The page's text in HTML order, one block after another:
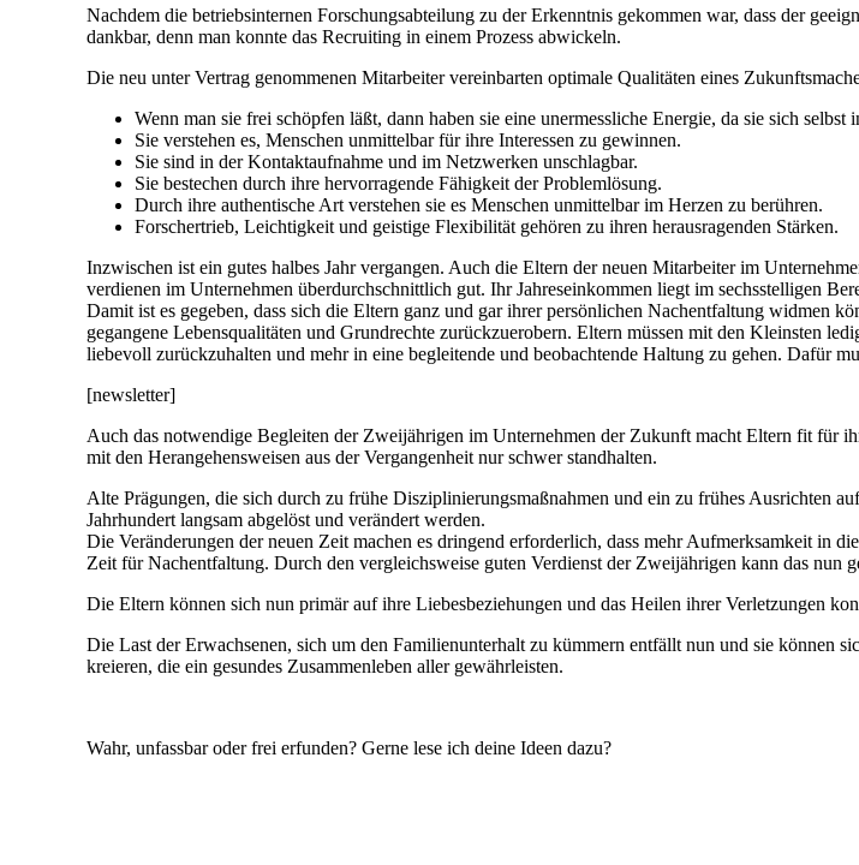
Nachdem die betriebsinternen Forschungsabteilung zu der Erkenntnis gekommen war, dass der
dankbar, denn man konnte das Recruiting in einem Prozess abwickeln.
Die neu unter Vertrag genommenen Mitarbeiter vereinbarten optimale Qualitäten eines
Wenn man sie frei schöpfen läßt, dann haben sie eine unermessliche Energie, da sie sich selbst
Sie verstehen es, Menschen unmittelbar für ihre Interessen zu gewinnen.
Sie sind in der Kontaktaufnahme und im Netzwerken unschlagbar.
Sie bestechen durch ihre hervorragende Fähigkeit der Problemlösung.
Durch ihre authentische Art verstehen sie es Menschen unmittelbar im Herzen zu berühren.
Forschertrieb, Leichtigkeit und geistige Flexibilität gehören zu ihren herausragenden Stärken.
Inzwischen ist ein gutes halbes Jahr vergangen. Auch die Eltern der neuen Mitarbeiter im
verdienen im Unternehmen überdurchschnittlich gut. Ihr Jahreseinkommen liegt im sechsstelligen
Damit ist es gegeben, dass sich die Eltern ganz und gar ihrer persönlichen Nachentfaltung widmen
gegangene Lebensqualitäten und Grundrechte zurückzuerobern. Eltern müssen mit den Kleinsten
liebevoll zurückzuhalten und mehr in eine begleitende und beobachtende Haltung zu gehen. Dafür
[newsletter]
Auch das notwendige Begleiten der Zweijährigen im Unternehmen der Zukunft macht Eltern fit für
mit den Herangehensweisen aus der Vergangenheit nur schwer standhalten.
Alte Prägungen, die sich durch zu frühe Disziplinierungsmaßnahmen und ein zu frühes Ausrichten
Jahrhundert langsam abgelöst und verändert werden.
Die Veränderungen der neuen Zeit machen es dringend erforderlich, dass mehr Aufmerksamkeit in
Zeit für Nachentfaltung. Durch den vergleichsweise guten Verdienst der Zweijährigen kann das nun
Die Eltern können sich nun primär auf ihre Liebesbeziehungen und das Heilen ihrer Verletzungen
Die Last der Erwachsenen, sich um den Familienunterhalt zu kümmern entfällt nun und sie können
kreieren, die ein gesundes Zusammenleben aller gewährleisten.
Wahr, unfassbar oder frei erfunden? Gerne lese ich deine Ideen dazu?